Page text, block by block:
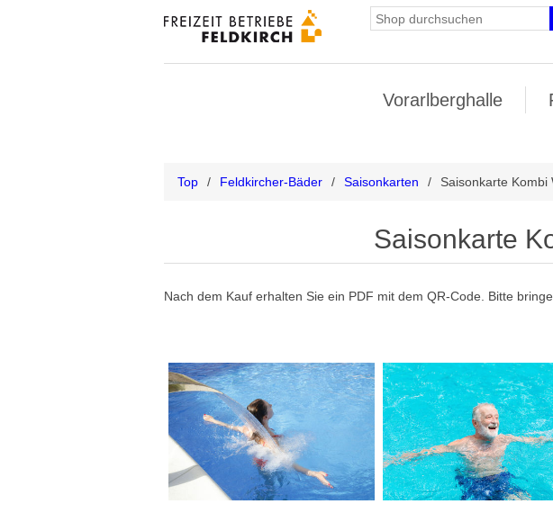
Vorarlberghalle
Top / Feldkircher-Bäder / Saisonkarten / Saisonkarte Kombi
Saisonkarte
Nach dem Kauf erhalten Sie ein PDF mit dem QR-Code. Bitte